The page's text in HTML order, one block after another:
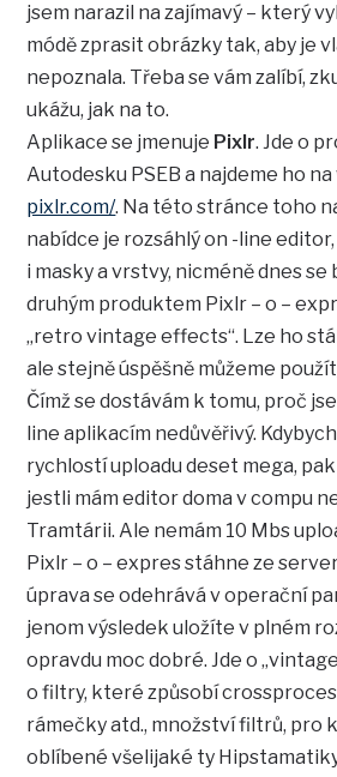
jsem narazil na zajímavý – který
módě zprasit obrázky tak, aby je
nepoznala. Třeba se vám zalíbí,
ukážu, jak na to.
Aplikace se jmenuje Pixlr. Jde o
Autodesku PSEB a najdeme ho
pixlr.com/. Na této stránce toho
nabídce je rozsáhlý on -line
i masky a vrstvy, nicméně dnes se
druhým produktem Pixlr – o –
„retro vintage effects“. Lze ho
ale stejně úspěšně můžeme použít
Čímž se dostávám k tomu, proč
line aplikacím nedůvěřivý.
rychlostí uploadu deset mega,
jestli mám editor doma v compu
Tramtárii. Ale nemám 10 Mbs
Pixlr – o – expres stáhne ze
úprava se odehrává v operační
jenom výsledek uložíte v plném
opravdu moc dobré. Jde o
o filtry, které způsobí
rámečky atd., množství filtrů, pro
oblíbené všelijaké ty